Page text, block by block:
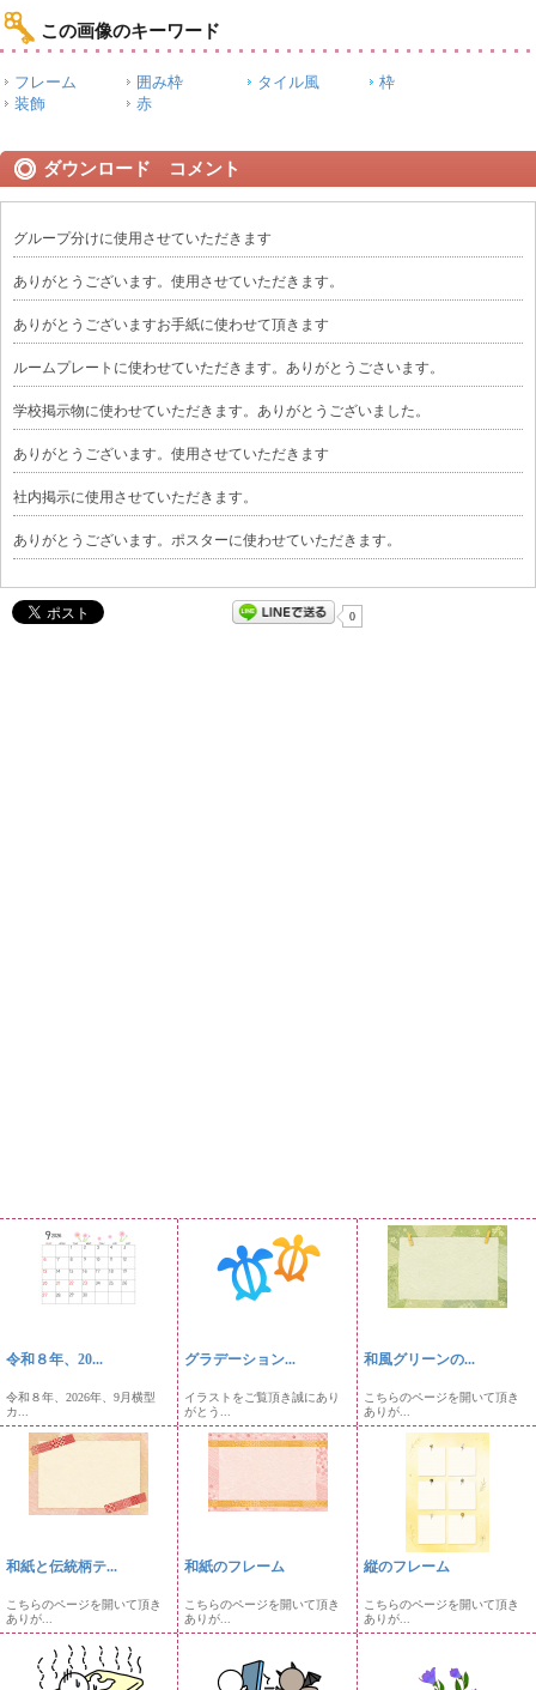
この画像のキーワード
フレーム 囲み枠 タイル風
枠
装飾
赤
ダウンロード コメント
グループ分けに使用させていただきます
ありがとうございます。使用させていただきます。
ありがとうございますお手紙に使わせて頂きます
ルームプレートに使わせていただきます。ありがとうごさいます。
学校掲示物に使わせていただきます。ありがとうございました。
ありがとうございます。使用させていただきます
社内掲示に使用させていただきます。
ありがとうございます。ポスターに使わせていただきます。
0
令和８年、20...
令和８年、2026年、9月横型
カ...
グラデーション...
イラストをご覧頂き誠にあり
がとう...
和風グリーンの...
こちらのページを開いて頂き
ありが...
和紙と伝統柄テ...
こちらのページを開いて頂き
ありが...
和紙のフレーム
こちらのページを開いて頂き
ありが...
縦のフレーム
こちらのページを開いて頂き
ありが...